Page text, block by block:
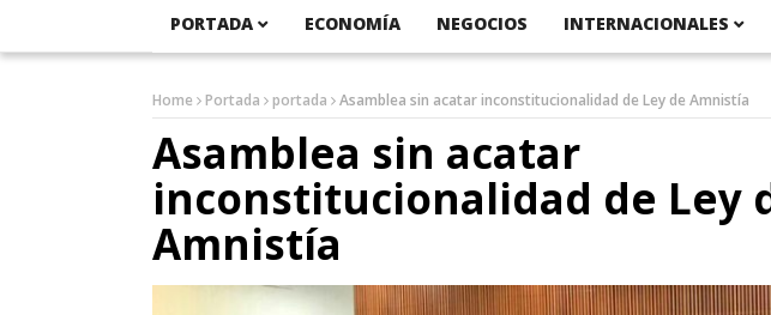
PORTADA ECONOMÍA NEGOCIOS INTERNACIONALES
Home Portada portada Asamblea sin acatar inconstitucionalidad de Ley de Amnistía
Asamblea sin acatar
inconstitucionalidad de Ley
Amnistía